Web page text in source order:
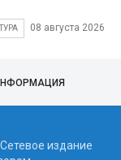
08 августа 2026
издание